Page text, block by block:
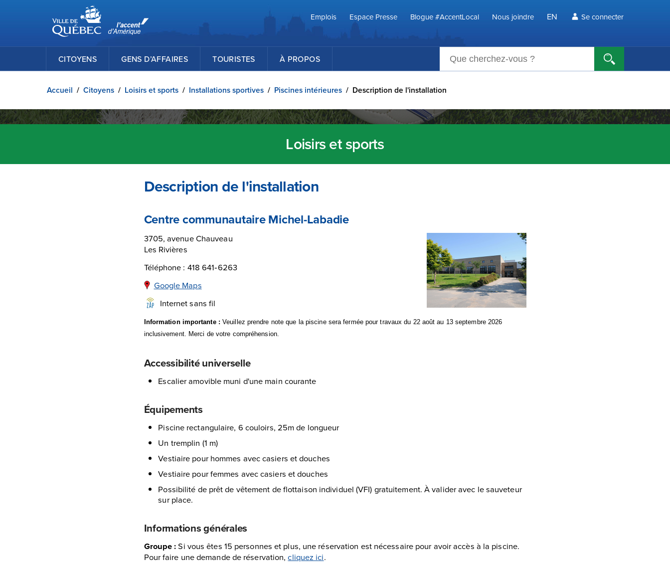
Passer au contenu principal
Ville de Québec
Emplois
Espace Presse Blogue #AccentLocal Nous joindre EN Se connecter
CITOYENS GENS D’AFFAIRES TOURISTES À PROPOS
Accueil / Citoyens / Loisirs et sports / Installations sportives / Piscines intérieures / Description de l'installation
Loisirs et sports
Description de l'installation
Centre communautaire Michel-Labadie
3705, avenue Chauveau
Les Rivières
Téléphone : 418 641‑6263
Google Maps
Internet sans fil
Information importante : Veuillez prendre note que la piscine sera fermée pour travaux du 22 août au 13 septembre 2026
inclusivement. Merci de votre compréhension.
Accessibilité universelle
Escalier amovible muni d'une main courante
Équipements
Piscine rectangulaire, 6 couloirs, 25m de longueur
Un tremplin (1 m)
Vestiaire pour hommes avec casiers et douches
Vestiaire pour femmes avec casiers et douches
Possibilité de prêt de vêtement de flottaison individuel (VFI) gratuitement. À valider avec le sauveteur
sur place.
Informations générales
Groupe :Si vous êtes 15 personnes et plus, une réservation est nécessaire pour avoir accès à la piscine.
Pour faire une demande de réservation,cliquez ici.